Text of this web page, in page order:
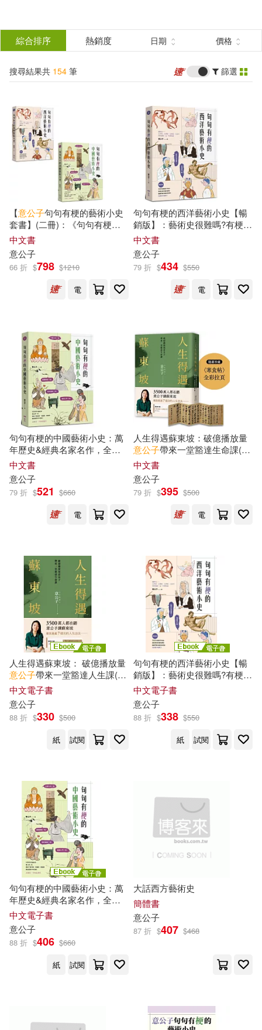
結
篩
選
分類 (單選)
所有商品(154) 圖書(29)
影音(2) 家電(2)
婦幼生活(1) 鞋包配件(1)
電子書(117)
展開
(可複選)
百官網公職師資群(19)
意公子(14)
アリスJAPAN公式E-book(9)
黑潔明(8) さがみしか(5)
趙雍(4) 桜坂あやの(3)
椿りか(3) 江本マシメサ(3)
狸田にそ(3) 王崇禮(3)
羽月乃蒼(3)
舞ワイフブックス(3)
Susan Mayes(2)
あーもんど・あんべよしろう(2)
えとうヨナ(2) 康昱生(2)
湊佳苗(2) 胡劭安(2)
謝望民(2) 鄭一群(2)
魏合(2)
CYBERBIZ電商研究所(1)
[美]查爾斯‧愛德華‧斯托 （Charles
Edward Stowe）(1)
すめし(1) 丹菁(1)
九歌藝術創作中心(1) 余宏(1)
劉毅(1)
展開
出版社 (可複選)
大碩教育(26) YAMABUKI(9)
悅文社(8) 三民輔考(7)
禾馬(7) 原點(6)
鼎文(4)
三采(3) 北星(3)
柿子文化(3)
財經錢線文化有限公司(3)
麥田(3) 双美生活文創(2)
台灣東販(2) 大霹靂(2)
小宇宙文化(2) 崧燁文化(2)
新雅文化(2) 時報出版(2)
海南出版社(2)
社會科學文獻出版社(2)
買動漫(2) 遠流(2)
長鴻出版社(2) 風車(2)
中國人口出版社(1)
中華工商聯合出版社(1)
展開
配送方式 (可複選)
可海外宅配(33)
可港澳店取(32)
可新加坡店取(31)
可菲律賓店取(32)
電子書 (可複選)
適合手機平板閱讀(45)
適合平板閱讀(72)
免費電子書(1)
綜合排序 熱銷度 日期 價格
搜尋結果共 154 筆 篩選
【意公子句句有梗的藝術小史
套書】(二冊)：《句句有梗的
西洋藝術小史【暢銷版】》、
《句句有梗的中國藝術小史》
中文書
意公子
66 折 $798 $1210
電
句句有梗的西洋藝術小史【暢
銷版】：藝術史很難嗎?有梗就
不難，腦補3萬年藝術史框架，
迅速提升看展力
中文書
意公子
79 折 $434 $550
電
句句有梗的中國藝術小史：萬
年歷史&經典名家名作，全有
記憶點，去故宮不再走迷宮
中文書
意公子
79 折 $521 $660
電
人生得遇蘇東坡：破億播放量
意公子帶來一堂豁達生命課(隨
書珍藏〈寒食帖〉全彩拉頁)
中文書
意公子
79 折 $395 $500
電
人生得遇蘇東坡： 破億播放量
意公子帶來一堂豁達人生課(隨
書珍藏〈寒食帖〉全彩圖) (電
子書)
中文電子書
意公子
88 折 $330 $500
紙
試閱
句句有梗的西洋藝術小史【暢
銷版】：藝術史很難嗎?有梗就
不難，腦補3萬年藝術史框架，
迅速提升看展力 (電子書)
中文電子書
意公子
88 折 $338 $550
紙
試閱
句句有梗的中國藝術小史：萬
年歷史&經典名家名作，全有
記憶點，去故宮不再走迷宮 (電
子書)
中文電子書
意公子
88 折 $406 $660
紙
試閱
大話西方藝術史
簡體書
意公子
87 折 $407 $468